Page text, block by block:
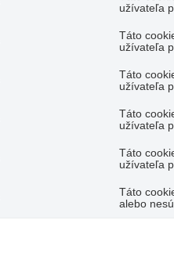
užívateľa
Táto
užívateľa
Táto
užívateľa
Táto
užívateľa
Táto
užívateľa
Táto
alebo